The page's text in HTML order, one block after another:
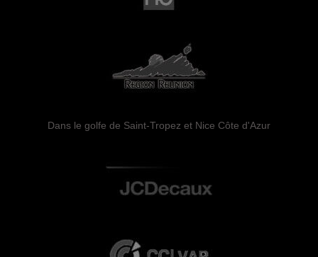
Dans le golfe de Saint-Tropez et Nice Côte d'Azur